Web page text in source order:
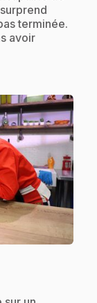
terminée.
avoir